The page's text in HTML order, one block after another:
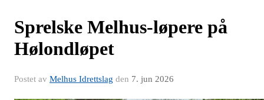
Sprelske Melhus-løpere på
Hølondløpet
Postet av Melhus Idrettslag den 7. jun 2026